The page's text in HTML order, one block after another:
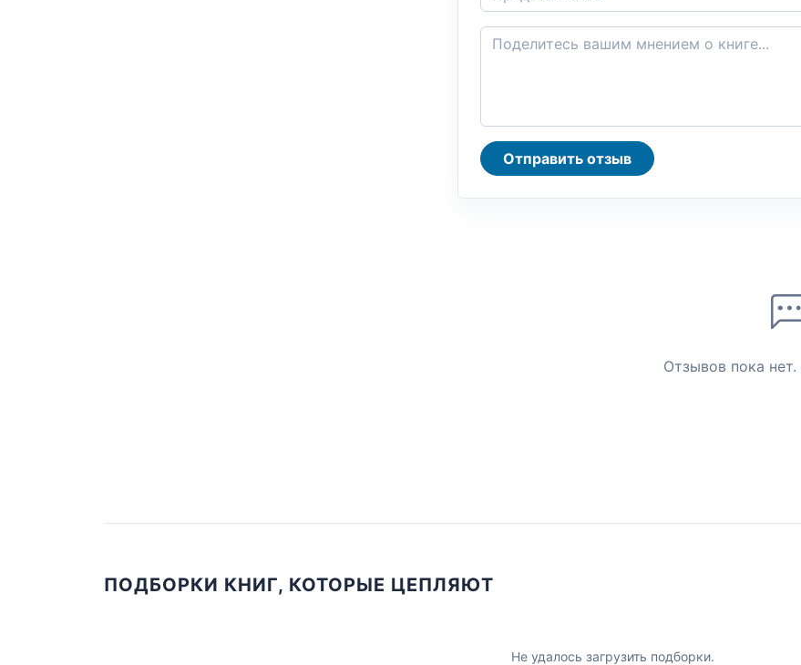
Отправить отзыв
Отзывов пока
ПОДБОРКИ КНИГ, КОТОРЫЕ ЦЕПЛЯЮТ
Не удалось загрузить подборки.